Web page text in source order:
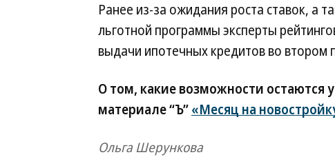
Ранее из-за ожидания роста ставок, а
льготной программы эксперты
выдачи ипотечных кредитов во втором
О том, какие возможности остаются
материале “Ъ”«Месяц на
Ольга Шерункова